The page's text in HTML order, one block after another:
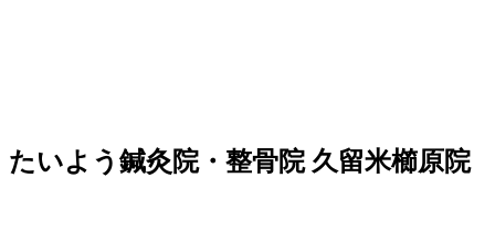
たいよう鍼灸院・整骨院 久留米櫛原院